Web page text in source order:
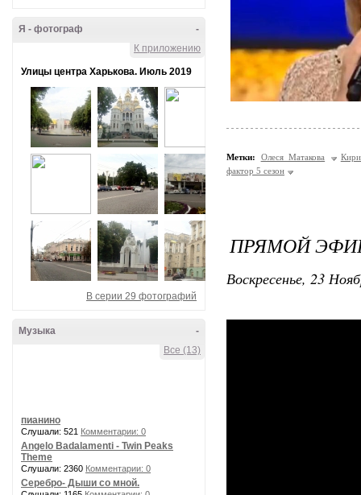
-
Я - фотограф
К приложению
Улицы центра Харькова. Июль 2019
В серии 29 фотографий
-
Музыка
Все (13)
пианино
Слушали: 521 Комментарии: 0
Angelo Badalamenti - Twin Peaks
Theme
Слушали: 2360 Комментарии: 0
Серебро- Дыши со мной.
Метки: Олеся Матакова
фактор 5 сезон
ПРЯМОЙ ЭФИР
Воскресенье, 23